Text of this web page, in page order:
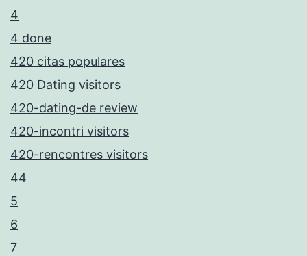
4
4 done
420 citas populares
420 Dating visitors
420-dating-de review
420-incontri visitors
420-rencontres visitors
44
5
6
7